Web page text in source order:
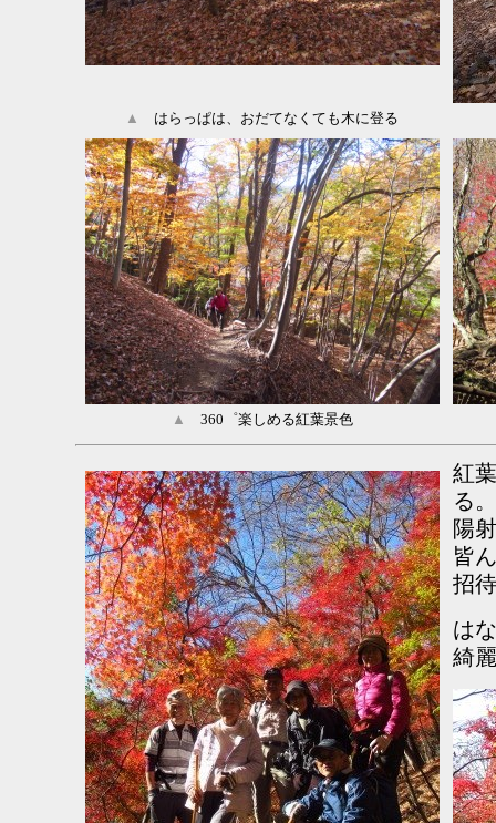
▲ はらっぱは、おだてなくても木に登る
▲ 360゜楽しめる紅葉景色
紅
る。
陽
皆
招
は
綺